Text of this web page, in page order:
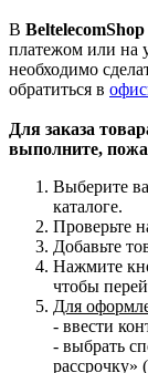
В BeltelecomShop
платежом или на
необходимо
обратиться в
Для заказа
выполните,
Выберите
каталоге.
Проверьте
Добавьте
Нажмите
чтобы
Для
- ввести
- выбрать
рассрочку»